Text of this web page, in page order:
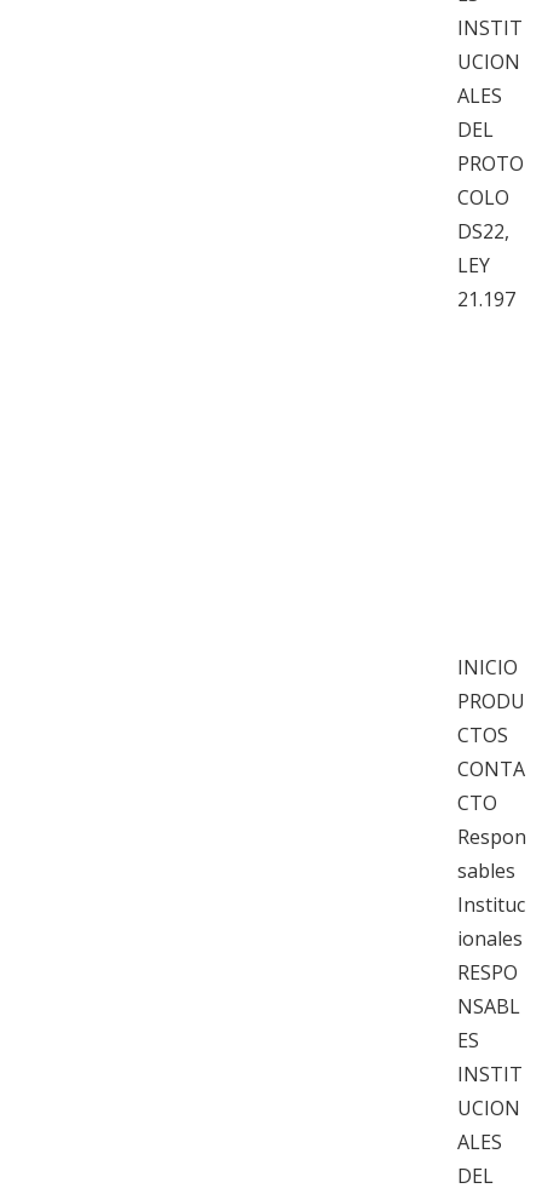
INSTIT
UCION
ALES
DEL
PROTO
COLO
DS22,
LEY
21.197
INICIO
PRODU
CTOS
CONTA
CTO
Respon
sables
Instituc
ionales
RESPO
NSABL
ES
INSTIT
UCION
ALES
DEL